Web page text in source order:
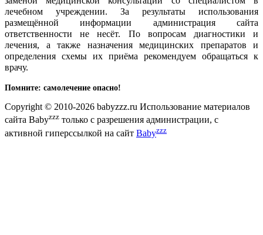
лечебном учреждении. За результаты использования
размещённой информации администрация сайта
ответственности не несёт. По вопросам диагностики и
лечения, а также назначения медицинских препаратов и
определения схемы их приёма рекомендуем обращаться к
врачу.
Помните: самолечение опасно!
Copyright © 2010-2026 babyzzz.ru Использование материалов
сайта Babyzzz только с разрешения администрации, с
активной гиперссылкой на сайт Babyzzz